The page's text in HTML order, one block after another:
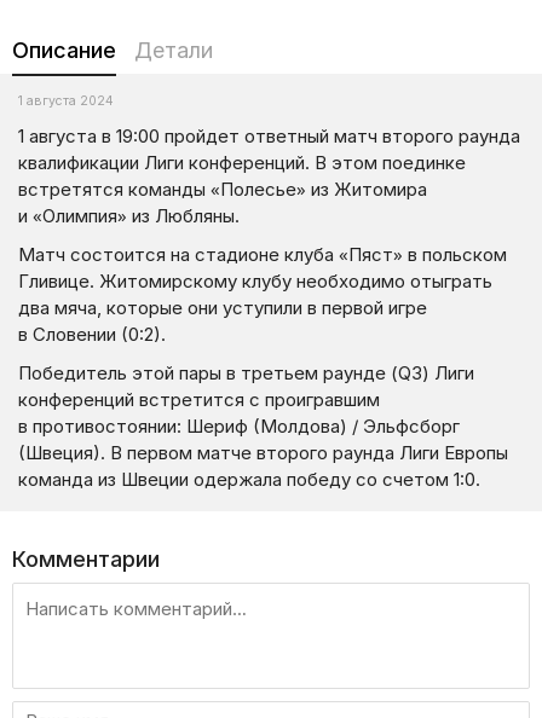
Описание Детали
1 августа 2024
1 августа в 19:00 пройдет ответный матч второго раунда
квалификации Лиги конференций. В этом поединке
встретятся команды «Полесье» из Житомира
и «Олимпия» из Любляны.
Матч состоится на стадионе клуба «Пяст» в польском
Гливице. Житомирскому клубу необходимо отыграть
два мяча, которые они уступили в первой игре
в Словении (0:2).
Победитель этой пары в третьем раунде (Q3) Лиги
конференций встретится с проигравшим
в противостоянии: Шериф (Молдова) / Эльфсборг
(Швеция). В первом матче второго раунда Лиги Европы
команда из Швеции одержала победу со счетом 1:0.
Комментарии